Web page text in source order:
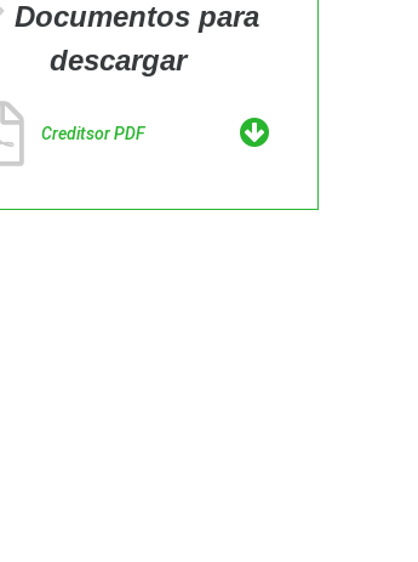
Documentos para
descargar
Creditsor PDF